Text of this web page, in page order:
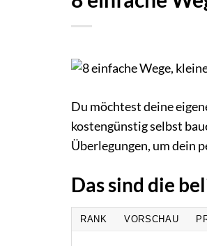
Du möchtest deine
kostengünstig selbst
Überlegungen, um dein
Das sind die
RANK VORSCHAU